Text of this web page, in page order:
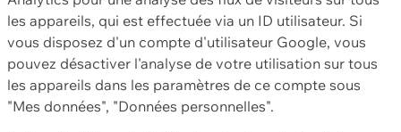
les appareils, qui est effectuée via un ID utilisateur. Si
vous disposez d'un compte d'utilisateur Google, vous
pouvez désactiver l'analyse de votre utilisation sur tous
les appareils dans les paramètres de ce compte sous
"Mes données", "Données personnelles".